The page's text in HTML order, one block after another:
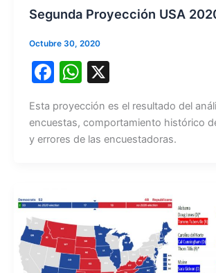
Segunda Proyección USA
Octubre 30, 2020
F
c
e
o
k
W
at
s
p
X
Esta proyección es el resultado del
encuestas, comportamiento histórico
y errores de las encuestadoras.